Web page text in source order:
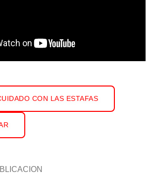
CON LAS ESTAFAS